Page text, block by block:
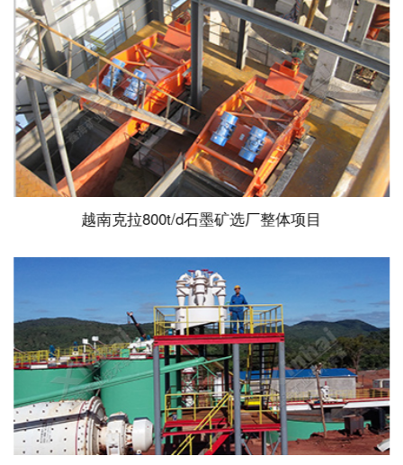
越南克拉800t/d石墨矿选厂整体项目